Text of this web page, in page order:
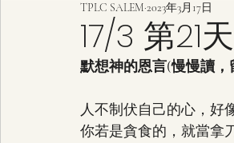
17/3 第21
TPLC SALEM 2023年3月17日
默想神的恩言(慢慢讀
人不制伏自己的心，好
你若是貪食的，就當拿